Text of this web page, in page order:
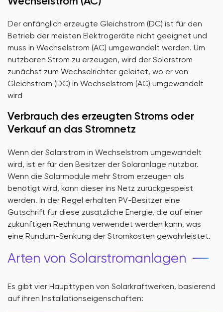
Der anfänglich erzeugte Gleichstrom (DC) ist für den
Betrieb der meisten Elektrogeräte nicht geeignet und
muss in Wechselstrom (AC) umgewandelt werden. Um
nutzbaren Strom zu erzeugen, wird der Solarstrom
zunächst zum Wechselrichter geleitet, wo er von
Gleichstrom (DC) in Wechselstrom (AC) umgewandelt
wird
Verbrauch des erzeugten Stroms oder
Verkauf an das Stromnetz
Wenn der Solarstrom in Wechselstrom umgewandelt
wird, ist er für den Besitzer der Solaranlage nutzbar.
Wenn die Solarmodule mehr Strom erzeugen als
benötigt wird, kann dieser ins Netz zurückgespeist
werden. In der Regel erhalten PV-Besitzer eine
Gutschrift für diese zusätzliche Energie, die auf einer
zukünftigen Rechnung verwendet werden kann, was
eine Rundum-Senkung der Stromkosten gewährleistet.
Arten von Solarstromanlagen
Es gibt vier Haupttypen von Solarkraftwerken, basierend
auf ihren Installationseigenschaften: